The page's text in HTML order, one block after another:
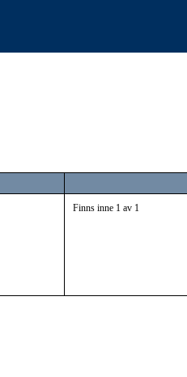
Finns inne 1 av 1